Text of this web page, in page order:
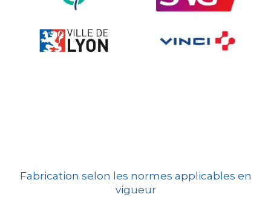
Fabrication selon les normes applicables en
vigueur